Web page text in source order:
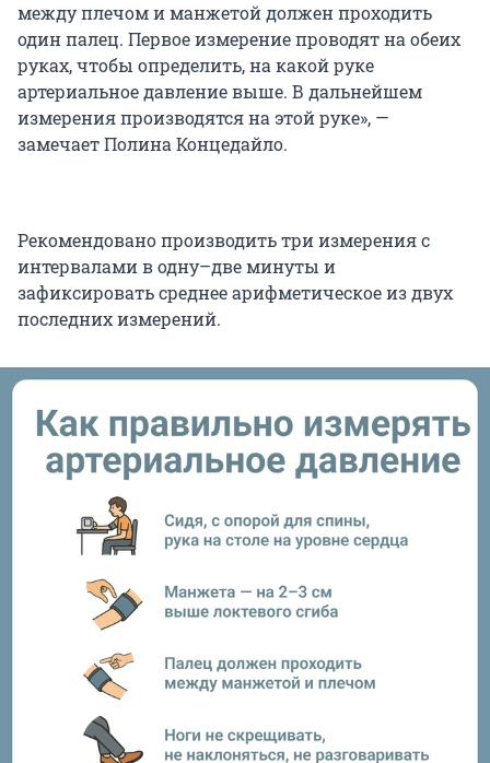
между плечом и манжетой должен проходить
один палец. Первое измерение проводят на обеих
руках, чтобы определить, на какой руке
артериальное давление выше. В дальнейшем
измерения производятся на этой руке», —
замечает Полина Концедайло.
Рекомендовано производить три измерения с
интервалами в одну–две минуты и
зафиксировать среднее арифметическое из двух
последних измерений.